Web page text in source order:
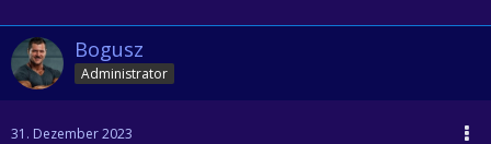
Bogusz
Administrator
31. Dezember 2023